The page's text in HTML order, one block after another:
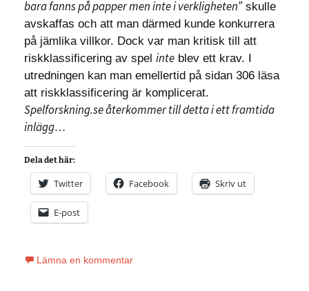
bara fanns på papper men inte i verkligheten”skulle
avskaffas och att man därmed kunde konkurrera
på jämlika villkor. Dock var man kritisk till att
riskklassificering av spel inte blev ett krav. I
utredningen kan man emellertid på sidan 306 läsa
att riskklassificering är komplicerat.
Spelforskning.se återkommer till detta i ett framtida
inlägg…
Dela det här:
Twitter Facebook Skriv ut
E-post
Lämna en kommentar